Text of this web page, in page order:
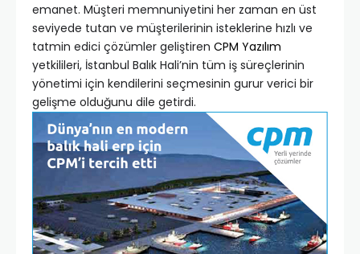
emanet. Müşteri memnuniyetini her zaman en üst
seviyede tutan ve müşterilerinin isteklerine hızlı ve
tatmin edici çözümler geliştiren CPM Yazılım
yetkilileri, İstanbul Balık Hali’nin tüm iş süreçlerinin
yönetimi için kendilerini seçmesinin gurur verici bir
gelişme olduğunu dile getirdi.